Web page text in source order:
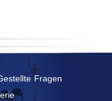
Fragen